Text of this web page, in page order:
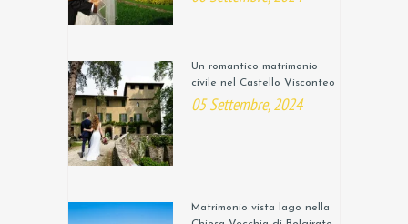
Un romantico matrimonio
civile nel Castello Visconteo
05 Settembre, 2024
Matrimonio vista lago nella